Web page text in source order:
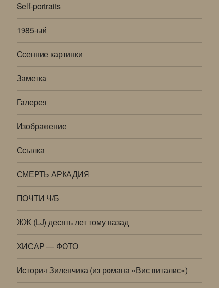
Self-portraits
1985-ый
Осенние картинки
Заметка
Галерея
Изображение
Ссылка
СМЕРТЬ АРКАДИЯ
ПОЧТИ Ч/Б
ЖЖ (LJ) десять лет тому назад
ХИСАР — ФОТО
История Зиленчика (из романа «Вис виталис»)